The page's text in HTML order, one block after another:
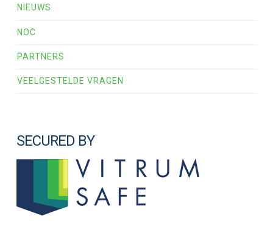
NIEUWS
NOC
PARTNERS
VEELGESTELDE VRAGEN
SECURED BY